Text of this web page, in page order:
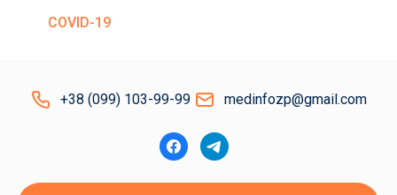
COVID-19
+38 (099) 103-99-99 medinfozp@gmail.com